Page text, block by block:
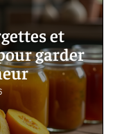
et
garder